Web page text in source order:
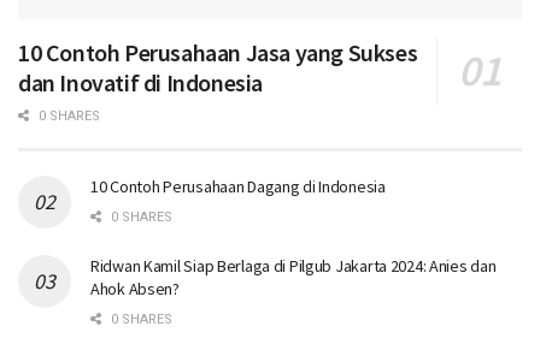
10 Contoh Perusahaan Jasa yang Sukses
dan Inovatif di Indonesia
0 SHARES
10 Contoh Perusahaan Dagang di Indonesia
0 SHARES
Ridwan Kamil Siap Berlaga di Pilgub Jakarta 2024: Anies dan
Ahok Absen?
0 SHARES